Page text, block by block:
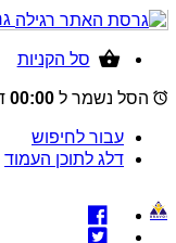
סל הקניות
הסל נשמר ל 00:00
עבור לחיפוש
דלג לתוכן העמוד